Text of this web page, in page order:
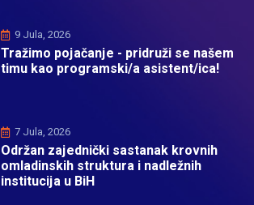
9 Jula, 2026
Tražimo pojačanje - pridruži se našem
timu kao programski/a asistent/ica!
7 Jula, 2026
Održan zajednički sastanak krovnih
omladinskih struktura i nadležnih
institucija u BiH